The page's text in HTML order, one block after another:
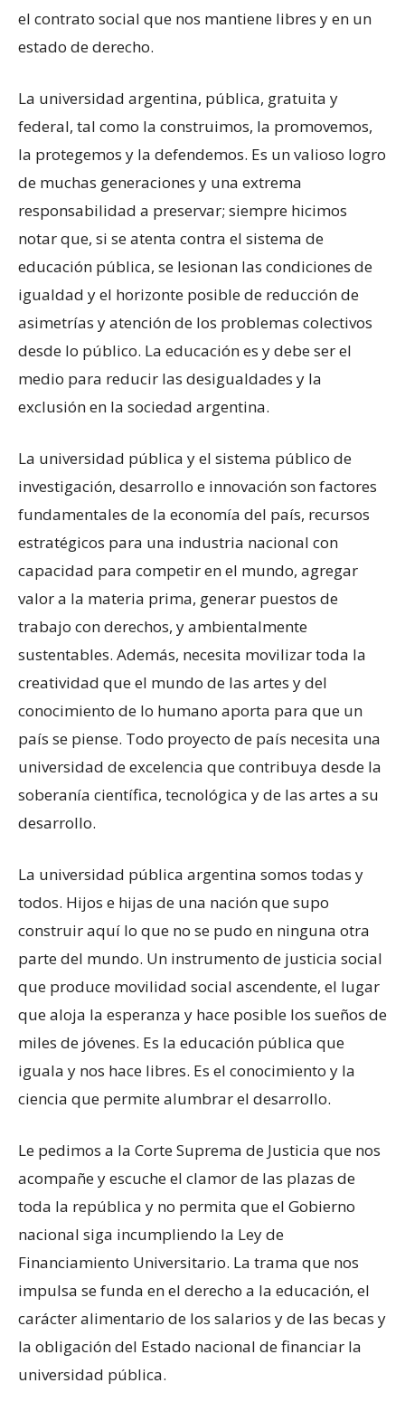
el contrato social que nos mantiene libres y en un
estado de derecho.
La universidad argentina, pública, gratuita y
federal, tal como la construimos, la promovemos,
la protegemos y la defendemos. Es un valioso logro
de muchas generaciones y una extrema
responsabilidad a preservar; siempre hicimos
notar que, si se atenta contra el sistema de
educación pública, se lesionan las condiciones de
igualdad y el horizonte posible de reducción de
asimetrías y atención de los problemas colectivos
desde lo público. La educación es y debe ser el
medio para reducir las desigualdades y la
exclusión en la sociedad argentina.
La universidad pública y el sistema público de
investigación, desarrollo e innovación son factores
fundamentales de la economía del país, recursos
estratégicos para una industria nacional con
capacidad para competir en el mundo, agregar
valor a la materia prima, generar puestos de
trabajo con derechos, y ambientalmente
sustentables. Además, necesita movilizar toda la
creatividad que el mundo de las artes y del
conocimiento de lo humano aporta para que un
país se piense. Todo proyecto de país necesita una
universidad de excelencia que contribuya desde la
soberanía científica, tecnológica y de las artes a su
desarrollo.
La universidad pública argentina somos todas y
todos. Hijos e hijas de una nación que supo
construir aquí lo que no se pudo en ninguna otra
parte del mundo. Un instrumento de justicia social
que produce movilidad social ascendente, el lugar
que aloja la esperanza y hace posible los sueños de
miles de jóvenes. Es la educación pública que
iguala y nos hace libres. Es el conocimiento y la
ciencia que permite alumbrar el desarrollo.
Le pedimos a la Corte Suprema de Justicia que nos
acompañe y escuche el clamor de las plazas de
toda la república y no permita que el Gobierno
nacional siga incumpliendo la Ley de
Financiamiento Universitario. La trama que nos
impulsa se funda en el derecho a la educación, el
carácter alimentario de los salarios y de las becas y
la obligación del Estado nacional de financiar la
universidad pública.